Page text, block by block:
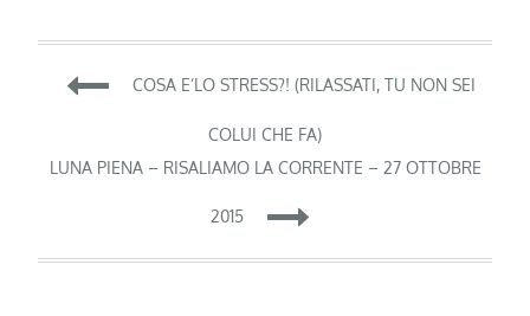
Navigazione
articoli
COSA E’LO STRESS?! (RILASSATI, TU NON SEI
COLUI CHE FA)
LUNA PIENA – RISALIAMO LA CORRENTE – 27 OTTOBRE
2015